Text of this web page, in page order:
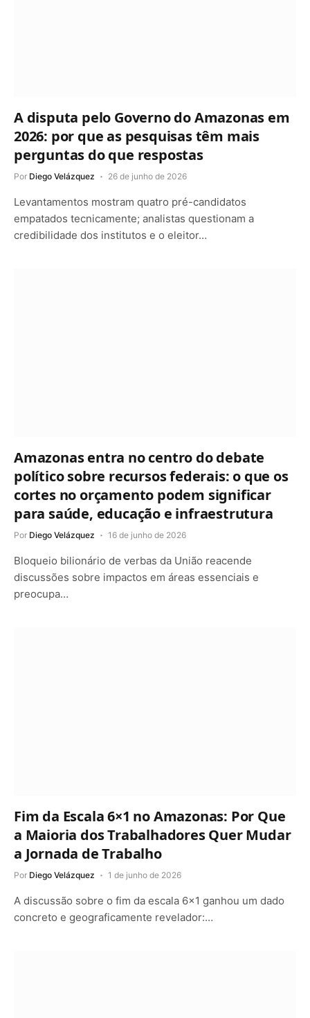
A disputa pelo Governo do Amazonas em
2026: por que as pesquisas têm mais
perguntas do que respostas
Por Diego Velázquez 26 de junho de 2026
Levantamentos mostram quatro pré-candidatos
empatados tecnicamente; analistas questionam a
credibilidade dos institutos e o eleitor…
Amazonas entra no centro do debate
político sobre recursos federais: o que os
cortes no orçamento podem significar
para saúde, educação e infraestrutura
Por Diego Velázquez 16 de junho de 2026
Bloqueio bilionário de verbas da União reacende
discussões sobre impactos em áreas essenciais e
preocupa…
Fim da Escala 6×1 no Amazonas: Por Que
a Maioria dos Trabalhadores Quer Mudar
a Jornada de Trabalho
Por Diego Velázquez 1 de junho de 2026
A discussão sobre o fim da escala 6×1 ganhou um dado
concreto e geograficamente revelador:…